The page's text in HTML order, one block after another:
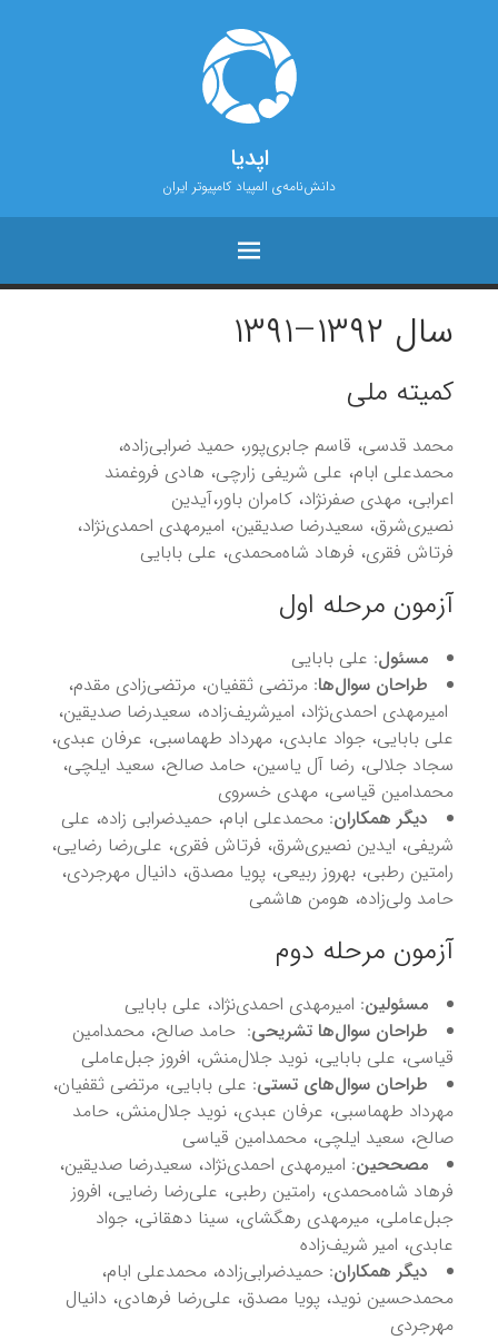
اپدیا
دانش‌نامه‌ی المپیاد کامپیوتر ایران
سال ۱۳۹۲–۱۳۹۱
کمیته ملی
محمد قدسی، قاسم جابری‌پور، حمید ضرابی‌زاده،
محمدعلی ابام، علی شریفی زارچی، هادی فروغمند
اعرابی، مهدی صفرنژاد، کامران باور،آیدین
نصیری‌شرق، سعیدرضا صدیقین، امیرمهدی احمدی‌نژاد،
فرتاش فقری، فرهاد شاه‌محمدی، علی بابایی
آزمون مرحله اول
مسئول: علی بابایی
طراحان سوال‌ها: مرتضی ثقفیان، مرتضی‌زادی مقدم،
امیرمهدی احمدی‌نژاد، امیرشریف‌زاده، سعیدرضا صدیقین،
علی بابایی، جواد عابدی، مهرداد طهماسبی، عرفان عبدی،
سجاد جلالی، رضا آل یاسین، حامد صالح، سعید ایلچی،
محمدامین قیاسی، مهدی خسروی
دیگر همکاران: محمدعلی ابام، حمیدضرابی زاده، علی
شریفی، ایدین نصیری‌شرق، فرتاش فقری، علی‌رضا رضایی،
رامتین رطبی، بهروز ربیعی، پویا مصدق، دانیال مهرجردی،
حامد ولی‌زاده، هومن هاشمی
آزمون مرحله دوم
مسئولین: امیرمهدی احمدی‌نژاد، علی بابایی
طراحان سوال‌ها تشریحی: حامد صالح، محمدامین
قیاسی، علی بابایی، نوید جلال‌منش، افروز جبل‌عاملی
طراحان سوال‌های تستی: علی بابایی، مرتضی ثقفیان،
مهرداد طهماسبی، عرفان عبدی، نوید جلال‌منش، حامد
صالح، سعید ایلچی، محمدامین قیاسی
مصححین: امیرمهدی احمدی‌نژاد، سعیدرضا صدیقین،
فرهاد شاه‌محمدی، رامتین رطبی، علی‌رضا رضایی، افروز
جبل‌عاملی، میرمهدی رهگشای، سینا دهقانی، جواد
عابدی، امیر شریف‌زاده
دیگر همکاران: حمیدضرابی‌زاده، محمدعلی ابام،
محمدحسین نوید، پویا مصدق، علی‌رضا فرهادی، دانیال
مهرجردی